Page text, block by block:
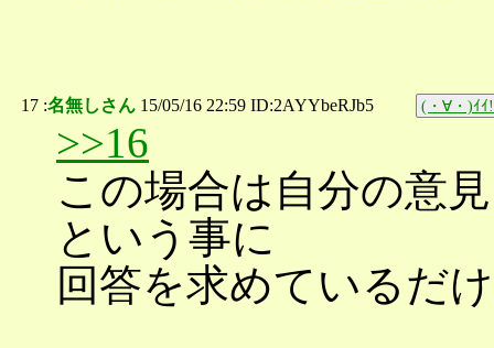
17 :名無しさん 15/05/16 22:59 ID:2AYYbeRJb5 (・∀・)ｲｲ
>>16
この場合は自分の意
という事に
回答を求めているだ